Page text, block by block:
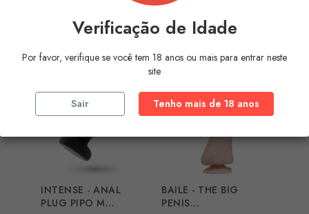
O MaisVendido
INTENSE - ANAL
PLUG PIPO M...
BAILE - THE BIG
PENIS...
Verificação de Idade
Por favor, verifique se você tem 18 anos ou mais para entrar neste
site
Sair Tenho mais de 18 anos